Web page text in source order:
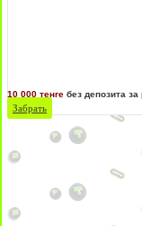
10 000 тенге без депозита
Забрать